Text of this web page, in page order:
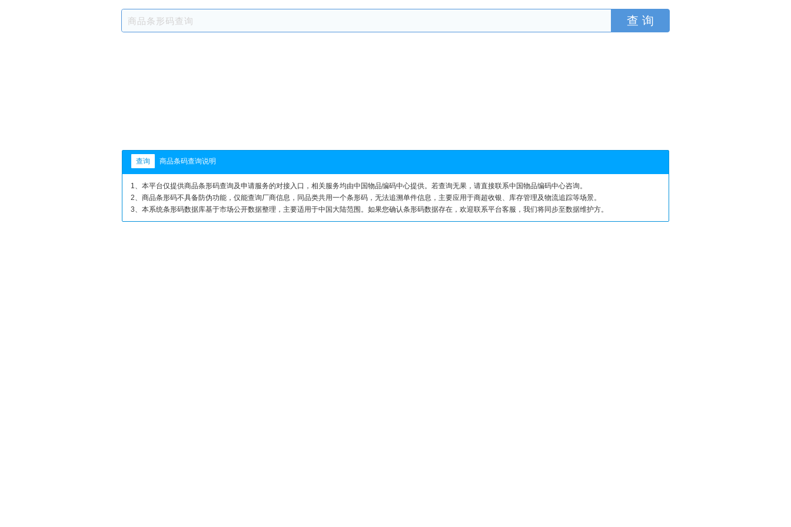
查询 商品条码查询说明
1、本平台仅提供商品条形码查询及申请服务的对接入口，相关服务均由中国物品编码中心提供。若查询无果，请直接联系中国物品编码中心咨询。
2、商品条形码不具备防伪功能，仅能查询厂商信息，同品类共用一个条形码，无法追溯单件信息，主要应用于商超收银、库存管理及物流追踪等场景。
3、本系统条形码数据库基于市场公开数据整理，主要适用于中国大陆范围。如果您确认条形码数据存在，欢迎联系平台客服，我们将同步至数据维护方。